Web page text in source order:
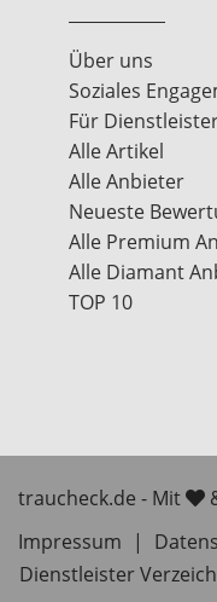
Über uns
Soziales
Für
Alle Artikel
Alle Anbieter
Neueste
Alle Premium
Alle Diamant
TOP 10
traucheck.de - Mit
Impressum
|
Dienstleister